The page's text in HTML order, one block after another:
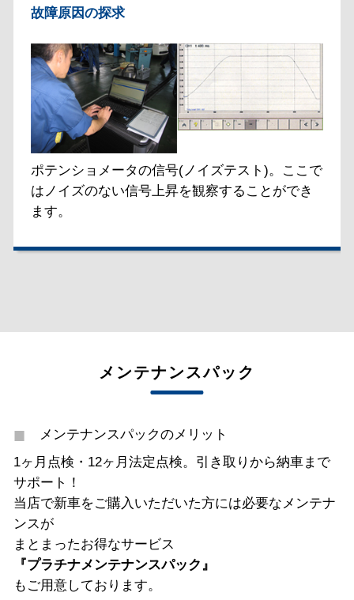
故障原因の探求
ポテンショメータの信号(ノイズテスト)。ここで
はノイズのない信号上昇を観察することができ
ます。
メンテナンスパック
メンテナンスパックのメリット
1ヶ月点検・12ヶ月法定点検。引き取りから納車まで
サポート！
当店で新車をご購入いただいた方には必要なメンテナ
ンスが
まとまったお得なサービス
『プラチナメンテナンスパック』
もご用意しております。